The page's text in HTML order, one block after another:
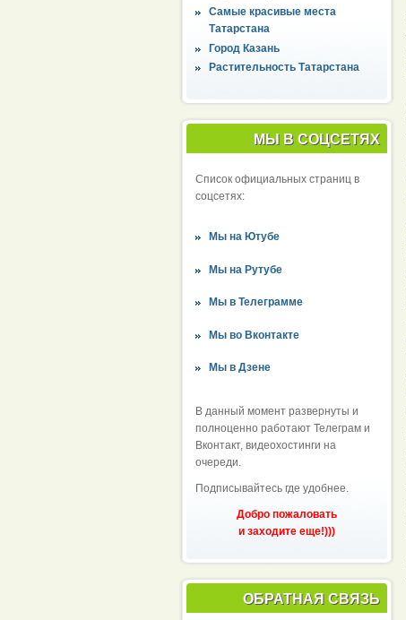
Самые красивые места
Татарстана
Город Казань
Растительность Татарстана
МЫ В СОЦСЕТЯХ
Список официальных страниц в
соцсетях:
Мы на Ютубе
Мы на Рутубе
Мы в Телеграмме
Мы во Вконтакте
Мы в Дзене
В данный момент развернуты и
полноценно работают Телеграм и
Вконтакт, видеохостинги на
очереди.
Подписывайтесь где удобнее.
Добро пожаловать
и заходите еще!)))
ОБРАТНАЯ СВЯЗЬ